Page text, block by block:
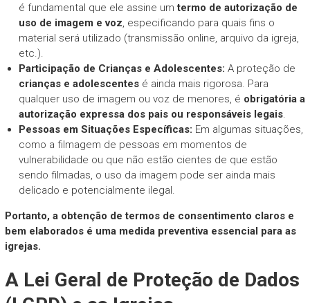
é fundamental que ele assine umtermo de autorização de
uso de imagem e voz, especificando para quais fins o
material será utilizado (transmissão online, arquivo da igreja,
etc.).
Participação de Crianças e Adolescentes: A proteção de
crianças e adolescentesé ainda mais rigorosa. Para
qualquer uso de imagem ou voz de menores, é obrigatória a
autorização expressa dos pais ou responsáveis legais.
Pessoas em Situações Específicas: Em algumas situações,
como a filmagem de pessoas em momentos de
vulnerabilidade ou que não estão cientes de que estão
sendo filmadas, o uso da imagem pode ser ainda mais
delicado e potencialmente ilegal.
Portanto, a obtenção de termos de consentimento claros e
bem elaborados é uma medida preventiva essencial para as
igrejas.
A Lei Geral de Proteção de Dados